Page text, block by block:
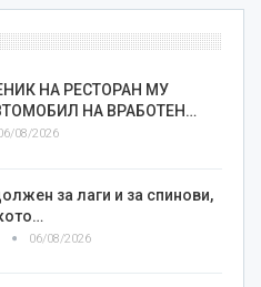
НА РЕСТОРАН МУ
НА ВРАБОТЕН…
08/2026
за лаги и за спинови,
06/08/2026